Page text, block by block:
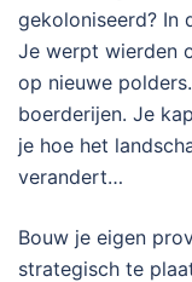
gekoloniseerd? In
Je werpt wierden
op nieuwe
boerderijen. Je
je hoe het
verandert…
Bouw je eigen
strategisch te